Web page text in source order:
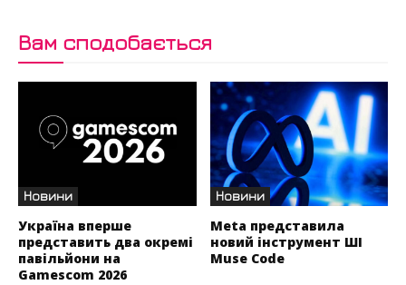
Вам сподобається
Новини
Україна вперше
представить два окремі
павільйони на
Gamescom 2026
Новини
Meta представила
новий інструмент ШІ
Muse Code